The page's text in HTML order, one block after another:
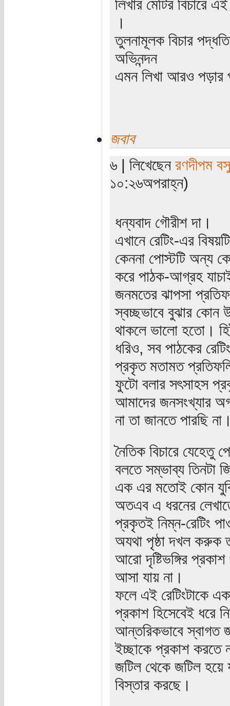
লিখার মেটির বিচারে
।
তুলনামূলক বিচার
অভিনন্দন
এমন লিখা আরও পড়ার
জবাব
৬ | লিখেছেন রণদীপম বসু
১০:২৬অপরাহ্ন)
ধন্যবাদ গৌরীশ দা।
এখানে রেটিং-এর
কেননা পোস্টটি অন্য
করে পাঠক-আগ্রহ
জনমতের ঝাপসা
স্বচ্ছভাবে বুঝার কোন
থাকলে ভালো হতো।
ধরিও, সব পাঠকের
প্রকৃত মতামত
ফুটো বলার সৎসাহস
আমাদের জনসংখ্যার
না তা জানতে পারছি
নৈতিক বিচারে যেহেতু
বলতে সম্ভাব্য তিনটা
এক এর মতোই কোন
অতএব এ ধরনের
প্রকৃতই নিম্ন-রেটিং
অযথা পৃষ্ঠা দখল করুক
আরো দৃষ্টিভঙ্গির
আসা যায় না।
ফলে এই রেটিংটাকে
প্রকাশ হিসেবেই ধরে
আন্তরিকভাবে স্বাগত
ইচ্ছাকে প্রকাশ করতে
জটিল থেকে জটিল হয়ে
বিস্তার করছে।